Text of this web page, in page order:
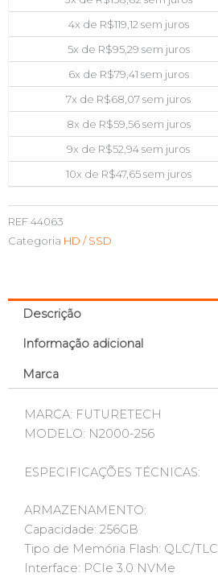
4x de R$119,12sem juros
5x de R$95,29 sem juros
6x de R$79,41 sem juros
7x de R$68,07sem juros
8x de R$59,56sem juros
9x de R$52,94sem juros
10x de R$47,65sem juros
REF44063
Categoria HD / SSD
Descrição
Informação adicional
Marca
MARCA: FUTURETECH
MODELO: N2000-256
ESPECIFICAÇÕES TÉCNICAS:
ARMAZENAMENTO:
Capacidade: 256GB
Tipo de Memória Flash: QLC/TLC
Interface: PCIe 3.0 NVMe